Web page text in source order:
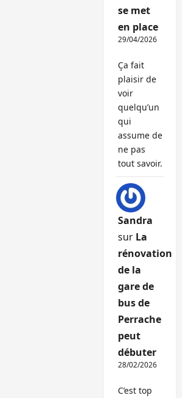
se met
en place
29/04/2026
Ça fait
plaisir de
voir
quelqu’un
qui
assume de
ne pas
tout savoir.
Sandra
sur La
rénovation
de la
gare de
bus de
Perrache
peut
débuter
28/02/2026
C’est top